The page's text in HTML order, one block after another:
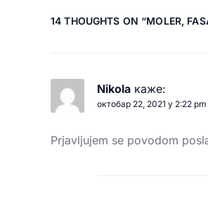
14 THOUGHTS ON “MOLER,
Nikola каже:
октобар 22, 2021 у 2:22 pm
Prjavljujem se povodom